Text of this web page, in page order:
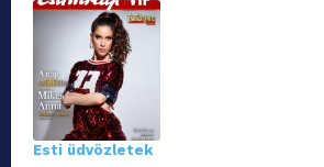
Esti üdvözletek